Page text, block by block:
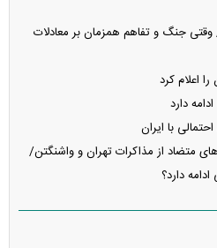
جنگ و تفاهم همزمان بر معادلات
اعلام کرد
دارد
با ایران
متضاد از مذاکرات تهران و واشنگتن/
دارد؟